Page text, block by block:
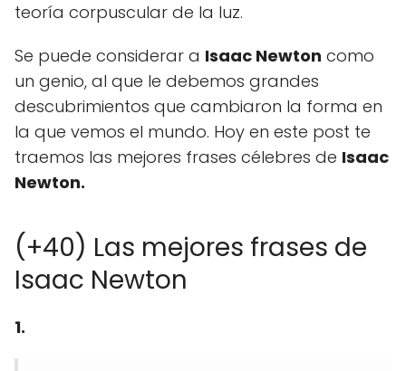
teoría corpuscular de la luz.
Se puede considerar a Isaac Newton como
un genio, al que le debemos grandes
descubrimientos que cambiaron la forma en
la que vemos el mundo. Hoy en este post te
traemos las mejores frases célebres de Isaac
Newton.
(+40) Las mejores frases de
Isaac Newton
1.